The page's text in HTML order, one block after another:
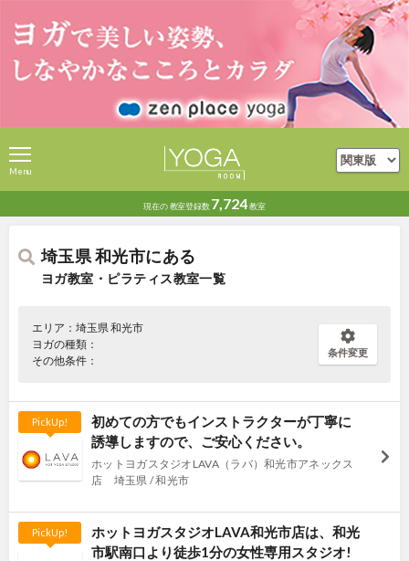
現在の教室登録数 7,724教室
Menu
埼玉県 和光市にある
ヨガ教室・ピラティス教室一覧
エリア：埼玉県 和光市
ヨガの種類：
その他条件：
条件変更
PickUp!
初めての方でもインストラクターが丁寧に
誘導しますので、ご安心ください。
ホットヨガスタジオLAVA（ラバ）和光市アネックス
店 埼玉県 / 和光市
PickUp!
ホットヨガスタジオLAVA和光市店は、和光
市駅南口より徒歩1分の女性専用スタジオ!